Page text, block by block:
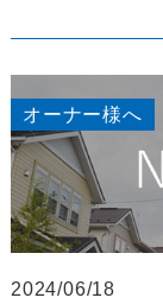
オーナー様へ
2024/06/18